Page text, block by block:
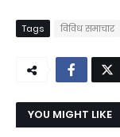
Tags विविध समाचार
YOU MIGHT LIKE